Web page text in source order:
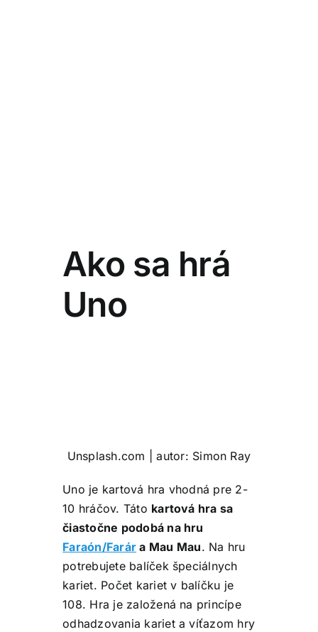
Ako sa hrá
Uno
Unsplash.com | autor: Simon Ray
Uno je kartová hra vhodná pre 2-
10 hráčov. Táto kartová hra sa
čiastočne podobá na hru
Faraón/Farár a Mau Mau. Na hru
potrebujete balíček špeciálnych
kariet. Počet kariet v balíčku je
108. Hra je založená na princípe
odhadzovania kariet a víťazom hry